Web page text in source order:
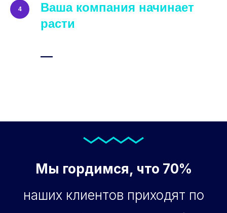
4
Ваша компания начинает
расти
—
Мы гордимся, что 70%
наших клиентов приходят по